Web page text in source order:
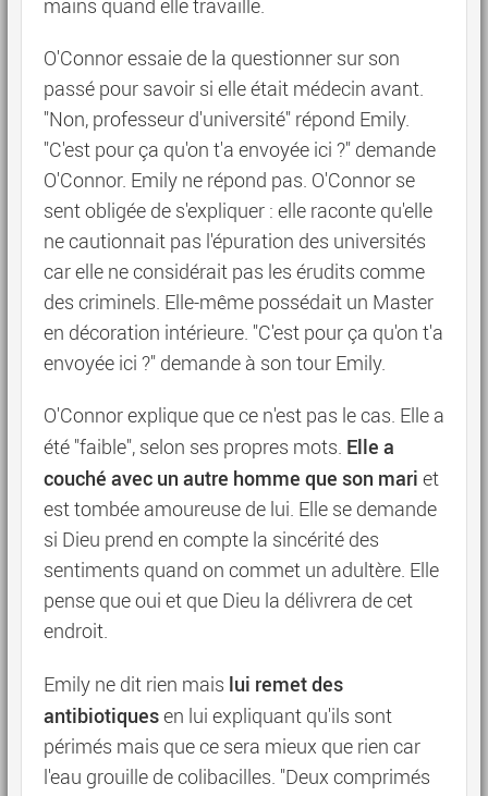
mains quand elle travaille.
O'Connor essaie de la questionner sur son
passé pour savoir si elle était médecin avant.
"Non, professeur d'université" répond Emily.
"C'est pour ça qu'on t'a envoyée ici ?" demande
O'Connor. Emily ne répond pas. O'Connor se
sent obligée de s'expliquer : elle raconte qu'elle
ne cautionnait pas l'épuration des universités
car elle ne considérait pas les érudits comme
des criminels. Elle-même possédait un Master
en décoration intérieure. "C'est pour ça qu'on t'a
envoyée ici ?" demande à son tour Emily.
O'Connor explique que ce n'est pas le cas. Elle a
été "faible", selon ses propres mots. Elle a
couché avec un autre homme que son mari et
est tombée amoureuse de lui. Elle se demande
si Dieu prend en compte la sincérité des
sentiments quand on commet un adultère. Elle
pense que oui et que Dieu la délivrera de cet
endroit.
Emily ne dit rien mais lui remet des
antibiotiquesen lui expliquant qu'ils sont
périmés mais que ce sera mieux que rien car
l'eau grouille de colibacilles. "Deux comprimés